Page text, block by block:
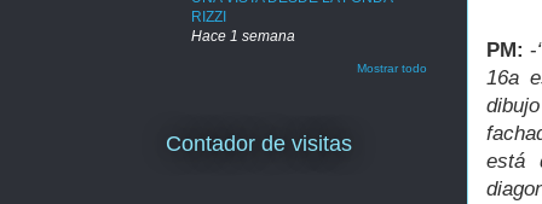
PM: -
16a
está
RIZZI
Hace 1 semana
Mostrar todo
Contador de visitas